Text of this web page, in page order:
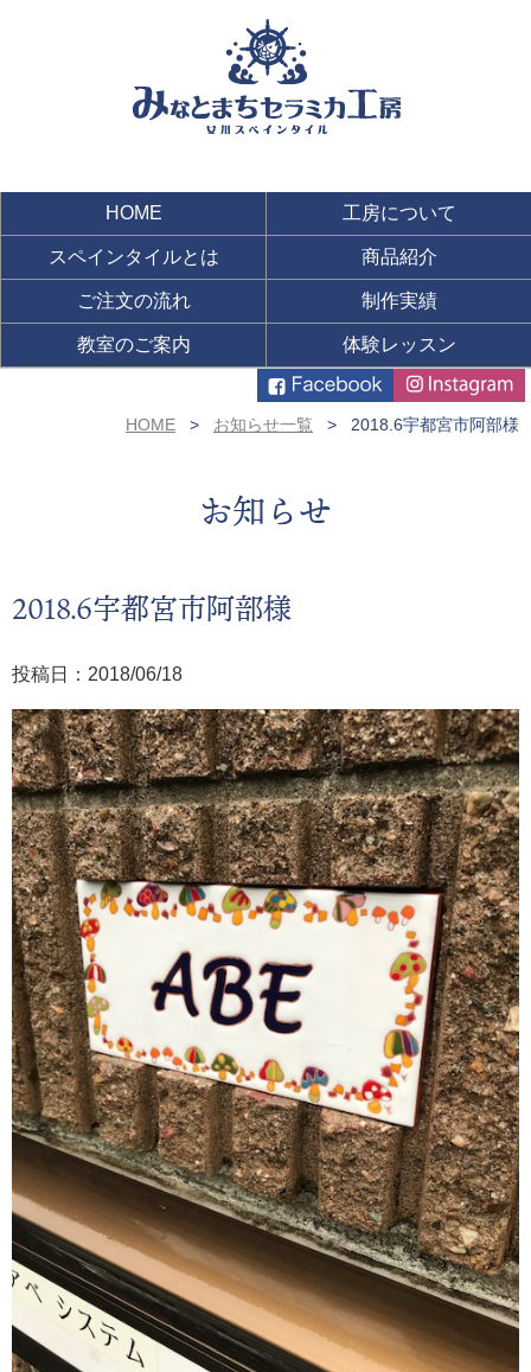
HOME 工房について
スペインタイルとは 商品紹介
ご注文の流れ 制作実績
教室のご案内 体験レッスン
HOME お知らせ一覧 2018.6宇都宮市阿部様
お知らせ
2018.6宇都宮市阿部様
投稿日：2018/06/18